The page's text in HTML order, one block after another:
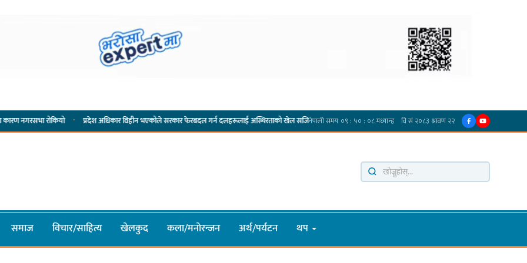
· प्रदेश अधिकार विहीन भएकोले सरकार फेरबदल गर्न दलहरूलाई अस्थिरताको खेल सजिलो : पूर्व प्रदेश प्रमुख तुम्बाहाङ सङ्खुवासभामा सिलिचोङ स्वास्थ्य कार्यसम्पादनमा पहिलो
समाज विचार/साहित्य खेलकुद कला/मनाेरन्जन अर्थ/पर्यटन थप